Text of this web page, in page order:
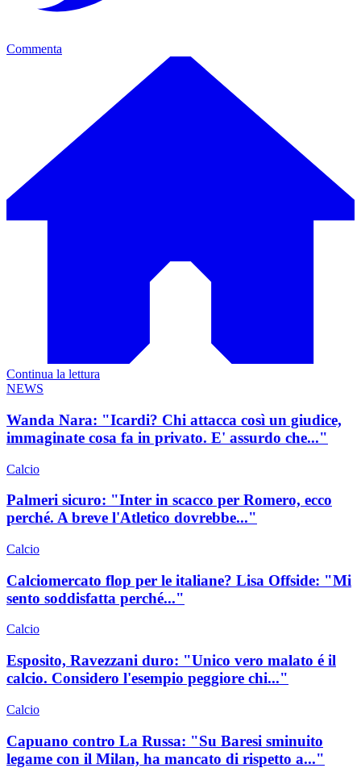
Commenta
Continua la lettura
NEWS
Wanda Nara: "Icardi? Chi attacca così un giudice,
immaginate cosa fa in privato. E' assurdo che..."
Calcio
Palmeri sicuro: "Inter in scacco per Romero, ecco
perché. A breve l'Atletico dovrebbe..."
Calcio
Calciomercato flop per le italiane? Lisa Offside: "Mi
sento soddisfatta perché..."
Calcio
Esposito, Ravezzani duro: "Unico vero malato é il
calcio. Considero l'esempio peggiore chi..."
Calcio
Capuano contro La Russa: "Su Baresi sminuito
legame con il Milan, ha mancato di rispetto a..."